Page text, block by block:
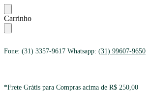
Ir
para
a
Ir
para
o
Carrinho
Fone: (31) 3357-9617 Whatsapp: (31) 99607-9650
*Frete Grátis para Compras acima de R$ 250,00